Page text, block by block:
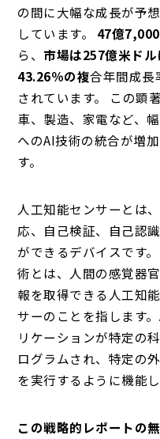
の間に大幅な成長が予
しています。 47億
ら、 市場は257億米ド
43.26％の複合年間成長
されています。 この顕
車、製造、家電など、
へのAI技術の統合が増
す。
人工知能センサーとは
応、自己検証、自己認
ができるデバイスです
術とは、人間の感覚器
報を取得できる人工知
サーのことを指します
リケーションが特定の
ログラムされ、特定の
を実行するように機能し
この戦略的レポートの